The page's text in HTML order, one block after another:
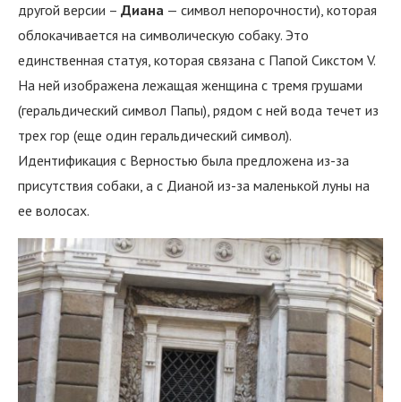
другой версии – Диана — символ непорочности), которая
облокачивается на символическую собаку. Это
единственная статуя, которая связана с Папой Сикстом V.
На ней изображена лежащая женщина с тремя грушами
(геральдический символ Папы), рядом с ней вода течет из
трех гор (еще один геральдический символ).
Идентификация с Верностью была предложена из-за
присутствия собаки, а с Дианой из-за маленькой луны на
ее волосах.